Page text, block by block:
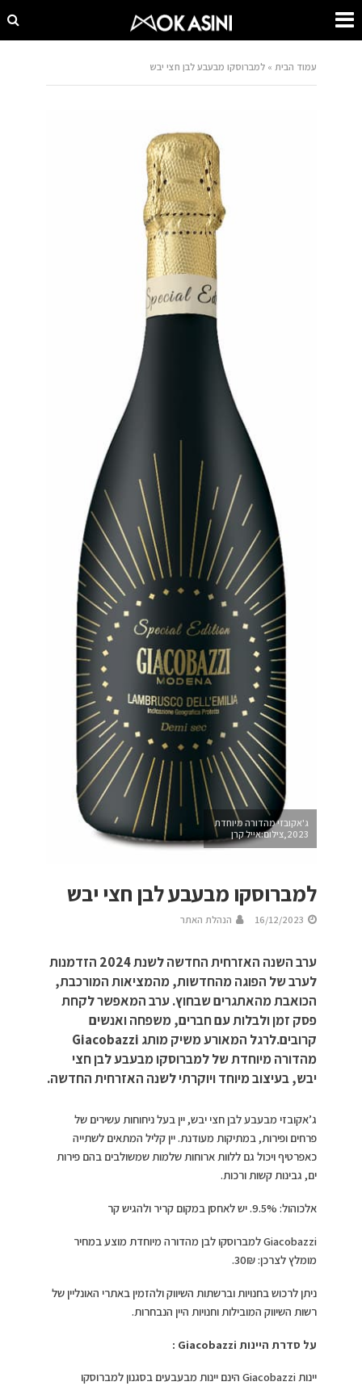
עמוד הבית »למברוסקו מבעבע לבן חצי יבש
ג'אקובזי מהדורה מיוחדת
2023,צילום:אייל קרן
למברוסקו מבעבע לבן חצי יבש
16/12/2023 הנהלת האתר
ערב השנה האזרחית החדשה לשנת 2024 הזדמנות
לערב של הפוגה מהחדשות, מהמציאות המורכבת,
הכואבת מהאתגרים שבחוץ. ערב המאפשר לקחת
פסק זמן ולבלות עם חברים, משפחה ואנשים
קרובים.לרגל המאורע משיק מותג Giacobazzi
מהדורה מיוחדת של למברוסקו מבעבע לבן חצי
יבש, בעיצוב מיוחד ויוקרתי לשנה האזרחית החדשה.
ג’אקובזי מבעבע לבן חצי יבש, יין בעל ניחוחות עשירים של
פרחים ופירות, במתיקות מעודנת. יין קליל המתאים לשתייה
כאפרטיף ויכול גם ללוות ארוחות שלמות שמשולבים בהם פירות
ים, גבינות קשות ורכות.
אלכוהול: 9.5%. יש לאחסן במקום קריר ולהגיש קר
Giacobazzi למברוסקו לבן מהדורה מיוחדת מוצע במחיר
מומלץ לצרכן: 30₪.
ניתן לרכוש בחנויות וברשתות השיווק ולהזמין באתרי האונליין של
רשות השיווק המובילות וחנויות היין הנבחרות.
על סדרת היינות Giacobazzi
:
יינות Giacobazzi הינם יינות מבעבעים בסגנון למברוסקו